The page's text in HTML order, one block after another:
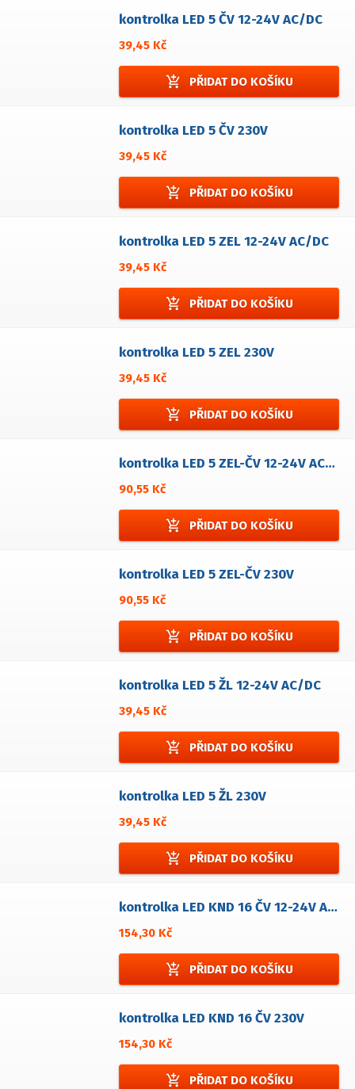
kontrolka LED 5 ČV 12-24V AC/DC
39,45 Kč
add_shopping_cart PŘIDAT DO KOŠÍKU
kontrolka LED 5 ČV 230V
39,45 Kč
add_shopping_cart PŘIDAT DO KOŠÍKU
kontrolka LED 5 ZEL 12-24V AC/DC
39,45 Kč
add_shopping_cart PŘIDAT DO KOŠÍKU
kontrolka LED 5 ZEL 230V
39,45 Kč
add_shopping_cart PŘIDAT DO KOŠÍKU
kontrolka LED 5 ZEL-ČV 12-24V AC/DC
90,55 Kč
add_shopping_cart PŘIDAT DO KOŠÍKU
kontrolka LED 5 ZEL-ČV 230V
90,55 Kč
add_shopping_cart PŘIDAT DO KOŠÍKU
kontrolka LED 5 ŽL 12-24V AC/DC
39,45 Kč
add_shopping_cart PŘIDAT DO KOŠÍKU
kontrolka LED 5 ŽL 230V
39,45 Kč
add_shopping_cart PŘIDAT DO KOŠÍKU
kontrolka LED KND 16 ČV 12-24V AC/DC
154,30 Kč
add_shopping_cart PŘIDAT DO KOŠÍKU
kontrolka LED KND 16 ČV 230V
154,30 Kč
add_shopping_cart PŘIDAT DO KOŠÍKU